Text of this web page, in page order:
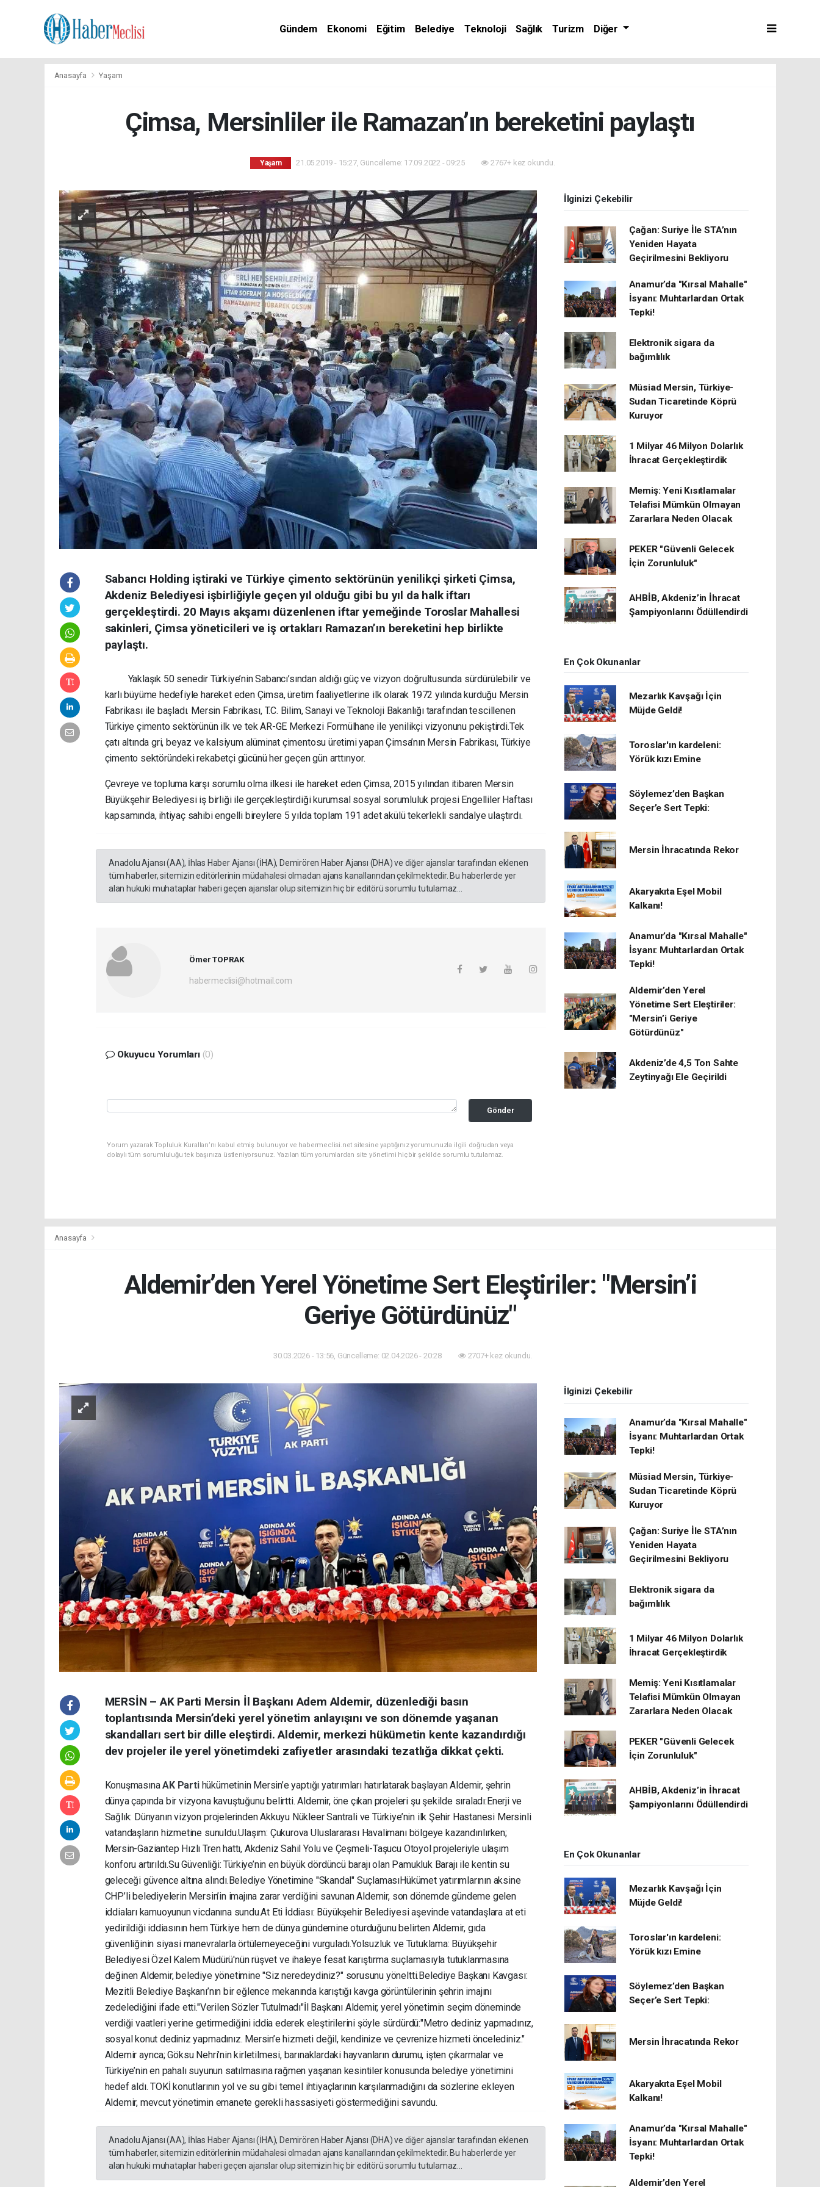
Gündem Ekonomi Eğitim Belediye Teknoloji Sağlık Turizm Diğer
Anasayfa Yaşam
Çimsa, Mersinliler ile Ramazan’ın bereketini paylaştı
Yaşam 21.05.2019 - 15:27, Güncelleme: 17.09.2022 - 09:25 2767+ kez okundu.
Sabancı Holding iştiraki ve Türkiye çimento sektörünün yenilikçi şirketi Çimsa,
Akdeniz Belediyesi işbirliğiyle geçen yıl olduğu gibi bu yıl da halk iftarı
gerçekleştirdi. 20 Mayıs akşamı düzenlenen iftar yemeğinde Toroslar Mahallesi
sakinleri, Çimsa yöneticileri ve iş ortakları Ramazan’ın bereketini hep birlikte
paylaştı.
Yaklaşık 50 senedir Türkiye’nin Sabancı’sından aldığı güç ve vizyon doğrultusunda sürdürülebilir ve
karlı büyüme hedefiyle hareket eden Çimsa, üretim faaliyetlerine ilk olarak 1972 yılında kurduğu Mersin
Fabrikası ile başladı. Mersin Fabrikası, T.C. Bilim, Sanayi ve Teknoloji Bakanlığı tarafından tescillenen
Türkiye çimento sektörünün ilk ve tek AR-GE Merkezi Formülhane ile yenilikçi vizyonunu pekiştirdi.Tek
çatı altında gri, beyaz ve kalsiyum alüminat çimentosu üretimi yapan Çimsa’nın Mersin Fabrikası, Türkiye
çimento sektöründeki rekabetçi gücünü her geçen gün arttırıyor.
Çevreye ve topluma karşı sorumlu olma ilkesi ile hareket eden Çimsa, 2015 yılından itibaren Mersin
Büyükşehir Belediyesi iş birliği ile gerçekleştirdiği kurumsal sosyal sorumluluk projesi Engelliler Haftası
kapsamında, ihtiyaç sahibi engelli bireylere 5 yılda toplam 191 adet akülü tekerlekli sandalye ulaştırdı.
Anadolu Ajansı (AA), İhlas Haber Ajansı (İHA), Demirören Haber Ajansı (DHA) ve diğer ajanslar tarafından eklenen
tüm haberler, sitemizin editörlerinin müdahalesi olmadan ajans kanallarından çekilmektedir. Bu haberlerde yer
alan hukuki muhataplar haberi geçen ajanslar olup sitemizin hiç bir editörü sorumlu tutulamaz...
Ömer TOPRAK
habermeclisi@hotmail.com
Okuyucu Yorumları (0)
Gönder
Yorum yazarak Topluluk Kuralları’nı kabul etmiş bulunuyor ve habermeclisi.net sitesine yaptığınız yorumunuzla ilgili doğrudan veya
dolaylı tüm sorumluluğu tek başınıza üstleniyorsunuz. Yazılan tüm yorumlardan site yönetimi hiçbir şekilde sorumlu tutulamaz.
İlginizi Çekebilir
Çağan: Suriye İle STA’nın
Yeniden Hayata
Geçirilmesini Bekliyoru
Anamur’da "Kırsal Mahalle"
İsyanı: Muhtarlardan Ortak
Tepki!
Elektronik sigara da
bağımlılık
Müsiad Mersin, Türkiye-
Sudan Ticaretinde Köprü
Kuruyor
1 Milyar 46 Milyon Dolarlık
İhracat Gerçekleştirdik
Memiş: Yeni Kısıtlamalar
Telafisi Mümkün Olmayan
Zararlara Neden Olacak
PEKER "Güvenli Gelecek
İçin Zorunluluk"
AHBİB, Akdeniz’in İhracat
Şampiyonlarını Ödüllendirdi
En Çok Okunanlar
Mezarlık Kavşağı İçin
Müjde Geldi!
Toroslar'ın kardeleni:
Yörük kızı Emine
Söylemez’den Başkan
Seçer’e Sert Tepki:
Mersin İhracatında Rekor
​Akaryakıta Eşel Mobil
Kalkanı!
Anamur’da "Kırsal Mahalle"
İsyanı: Muhtarlardan Ortak
Tepki!
Aldemir’den Yerel
Yönetime Sert Eleştiriler:
"Mersin’i Geriye
Götürdünüz"
Akdeniz’de 4,5 Ton Sahte
Zeytinyağı Ele Geçirildi
Anasayfa
Aldemir’den Yerel Yönetime Sert Eleştiriler: "Mersin’i
Geriye Götürdünüz"
30.03.2026 - 13:56, Güncelleme: 02.04.2026 - 20:28 2707+ kez okundu.
MERSİN – AK Parti Mersin İl Başkanı Adem Aldemir, düzenlediği basın
toplantısında Mersin’deki yerel yönetim anlayışını ve son dönemde yaşanan
skandalları sert bir dille eleştirdi. Aldemir, merkezi hükümetin kente kazandırdığı
dev projeler ile yerel yönetimdeki zafiyetler arasındaki tezatlığa dikkat çekti.
KonuşmasınaAK Parti hükümetinin Mersin’e yaptığı yatırımları hatırlatarak başlayan Aldemir, şehrin
dünya çapında bir vizyona kavuştuğunu belirtti. Aldemir, öne çıkan projeleri şu şekilde sıraladı: ​Enerji ve
Sağlık: Dünyanın vizyon projelerinden Akkuyu Nükleer Santrali ve Türkiye’nin ilk Şehir Hastanesi Mersinli
vatandaşların hizmetine sunuldu. ​Ulaşım: Çukurova Uluslararası Havalimanı bölgeye kazandırılırken;
Mersin-Gaziantep Hızlı Tren hattı, Akdeniz Sahil Yolu ve Çeşmeli-Taşucu Otoyol projeleriyle ulaşım
konforu artırıldı. ​Su Güvenliği: Türkiye’nin en büyük dördüncü barajı olan Pamukluk Barajı ile kentin su
geleceği güvence altına alındı. ​Belediye Yönetimine "Skandal" Suçlaması ​Hükümet yatırımlarının aksine
CHP’li belediyelerin Mersin’in imajına zarar verdiğini savunan Aldemir, son dönemde gündeme gelen
iddiaları kamuoyunun vicdanına sundu. ​At Eti İddiası: Büyükşehir Belediyesi aşevinde vatandaşlara at eti
yedirildiği iddiasının hem Türkiye hem de dünya gündemine oturduğunu belirten Aldemir, gıda
güvenliğinin siyasi manevralarla örtülemeyeceğini vurguladı. ​Yolsuzluk ve Tutuklama: Büyükşehir
Belediyesi Özel Kalem Müdürü'nün rüşvet ve ihaleye fesat karıştırma suçlamasıyla tutuklanmasına
değinen Aldemir, belediye yönetimine "Siz neredeydiniz?" sorusunu yöneltti. ​Belediye Başkanı Kavgası:
Mezitli Belediye Başkanı’nın bir eğlence mekanında karıştığı kavga görüntülerinin şehrin imajını
zedelediğini ifade etti. ​"Verilen Sözler Tutulmadı" ​İl Başkanı Aldemir, yerel yönetimin seçim döneminde
verdiği vaatleri yerine getirmediğini iddia ederek eleştirilerini şöyle sürdürdü: ​"Metro dediniz yapmadınız,
sosyal konut dediniz yapmadınız. Mersin’e hizmeti değil, kendinize ve çevrenize hizmeti öncelediniz." ​
Aldemir ayrıca; Göksu Nehri’nin kirletilmesi, barınaklardaki hayvanların durumu, işten çıkarmalar ve
Türkiye’nin en pahalı suyunun satılmasına rağmen yaşanan kesintiler konusunda belediye yönetimini
hedef aldı. TOKİ konutlarının yol ve su gibi temel ihtiyaçlarının karşılanmadığını da sözlerine ekleyen
Aldemir, mevcut yönetimin emanete gerekli hassasiyeti göstermediğini savundu.
Anadolu Ajansı (AA), İhlas Haber Ajansı (İHA), Demirören Haber Ajansı (DHA) ve diğer ajanslar tarafından eklenen
tüm haberler, sitemizin editörlerinin müdahalesi olmadan ajans kanallarından çekilmektedir. Bu haberlerde yer
alan hukuki muhataplar haberi geçen ajanslar olup sitemizin hiç bir editörü sorumlu tutulamaz...
İlginizi Çekebilir
Anamur’da "Kırsal Mahalle"
İsyanı: Muhtarlardan Ortak
Tepki!
Müsiad Mersin, Türkiye-
Sudan Ticaretinde Köprü
Kuruyor
Çağan: Suriye İle STA’nın
Yeniden Hayata
Geçirilmesini Bekliyoru
Elektronik sigara da
bağımlılık
1 Milyar 46 Milyon Dolarlık
İhracat Gerçekleştirdik
Memiş: Yeni Kısıtlamalar
Telafisi Mümkün Olmayan
Zararlara Neden Olacak
PEKER "Güvenli Gelecek
İçin Zorunluluk"
AHBİB, Akdeniz’in İhracat
Şampiyonlarını Ödüllendirdi
En Çok Okunanlar
Mezarlık Kavşağı İçin
Müjde Geldi!
Toroslar'ın kardeleni:
Yörük kızı Emine
Söylemez’den Başkan
Seçer’e Sert Tepki:
Mersin İhracatında Rekor
​Akaryakıta Eşel Mobil
Kalkanı!
Anamur’da "Kırsal Mahalle"
İsyanı: Muhtarlardan Ortak
Tepki!
Aldemir’den Yerel